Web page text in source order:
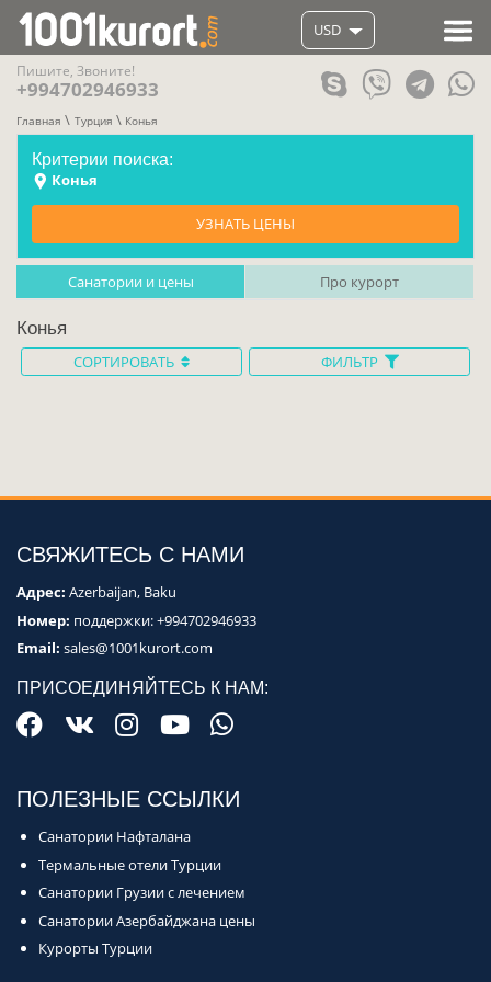
USD
Пишите, Звоните!
+994702946933
Главная Турция Конья
Критерии поиска:
Конья
УЗНАТЬ ЦЕНЫ
Санатории и цены Про курорт
Конья
СОРТИРОВАТЬ ФИЛЬТР
СВЯЖИТЕСЬ С НАМИ
Адрес: Azerbaijan, Baku
Номер: поддержки:+994702946933
Email: sales@1001kurort.com
ПРИСОЕДИНЯЙТЕСЬ К НАМ:
ПОЛЕЗНЫЕ ССЫЛКИ
Санатории Нафталана
Термальные отели Турции
Санатории Грузии с лечением
Санатории Азербайджана цены
Курорты Турции